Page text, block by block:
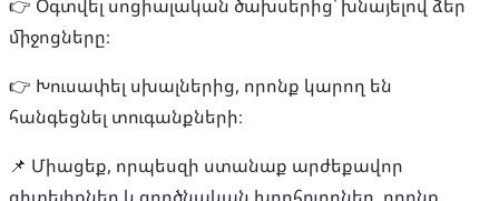
👉 Օգտվել սոցիալական ծախսերից՝ խնայելով ձեր
միջոցները։
👉 Խուսափել սխալներից, որոնք կարող են
հանգեցնել տուգանքների։
📌 Միացեք, որպեսզի ստանաք արժեքավոր